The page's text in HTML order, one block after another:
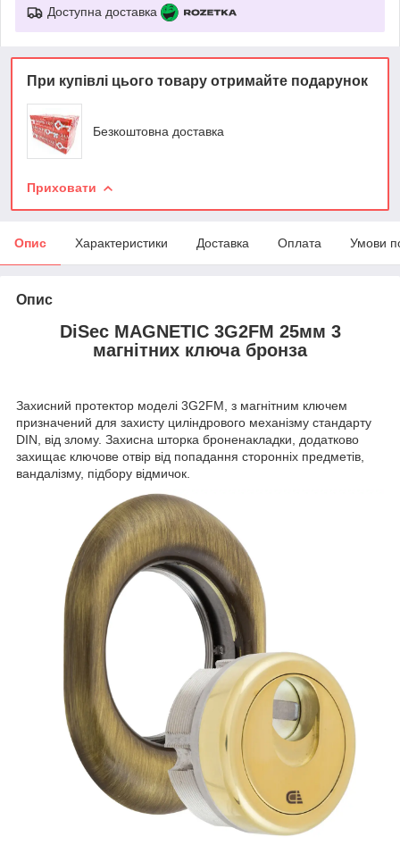
Доступна доставка
При купівлі цього товару отримайте подарунок
Безкоштовна доставка
Приховати
Опис Характеристики Доставка Оплата Умови
Опис
DiSec MAGNETIC 3G2FM 25мм 3
магнітних ключа бронза
Захисний протектор моделі 3G2FM, з магнітним ключем
призначений для захисту циліндрового механізму стандарту
DIN, від злому. Захисна шторка броненакладки, додатково
захищає ключове отвір від попадання сторонніх предметів,
вандалізму, підбору відмичок.